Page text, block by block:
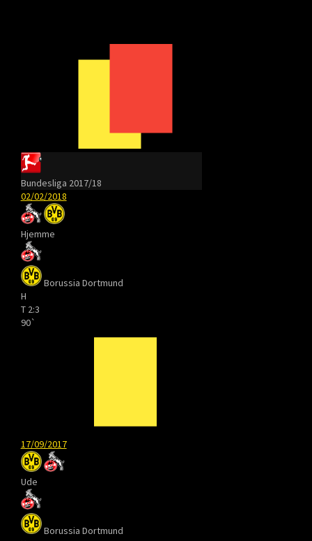
Bundesliga 2017/18
02/02/2018
Hjemme
Borussia Dortmund
H
T 2:3
90`
17/09/2017
Ude
Borussia Dortmund